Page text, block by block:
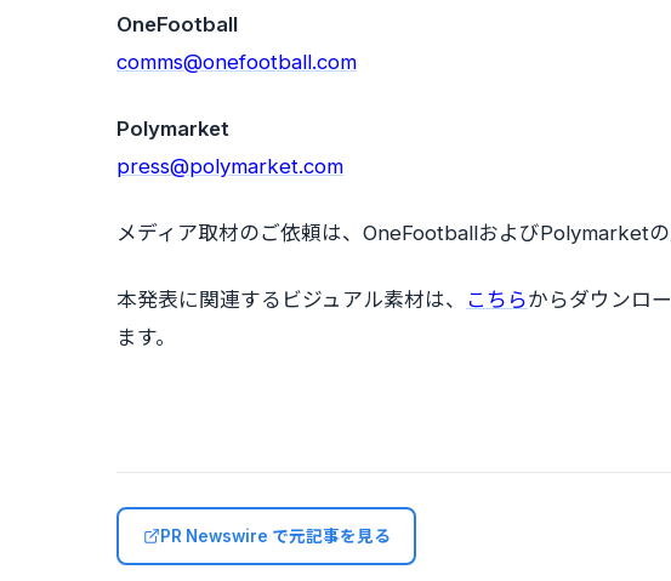
OneFootball
comms@onefootball.com
Polymarket
press@polymarket.com
メディア取材のご依頼は、OneFootballおよびPolymarketの
本発表に関連するビジュアル素材は、 こちらからダウンロ
ます。
PR Newswire で元記事を見る